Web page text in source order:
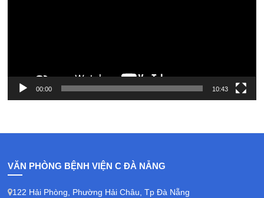
00:00 10:43
VĂN PHÒNG BỆNH VIỆN C ĐÀ NẴNG
122 Hải Phòng, Phường Hải Châu, Tp Đà Nẵng